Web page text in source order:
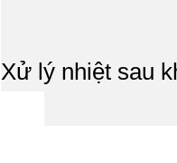
Xử lý nhiệt sau